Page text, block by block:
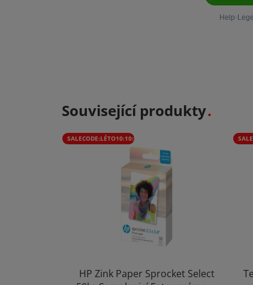
Související produkty
SALECODE:LÉTO10:10:%
HP Zink Paper Sprocket Select